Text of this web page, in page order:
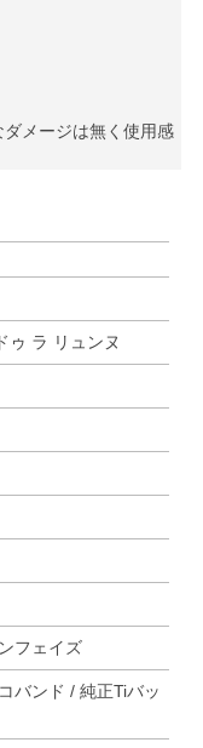
ダメージは無く使用感
ゥ ラ リュンヌ
フェイズ
バンド / 純正Tiバッ